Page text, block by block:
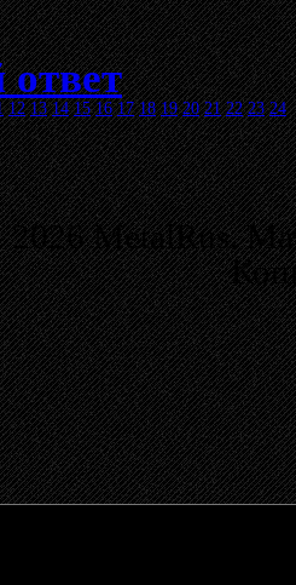
12 13 14 15 16 17 18 19 20 21 22 23 24
MetalRus.